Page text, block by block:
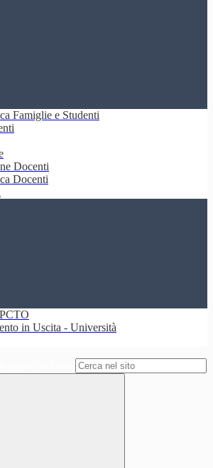
Famiglie e Studenti
Docenti
Docenti
in Uscita - Università